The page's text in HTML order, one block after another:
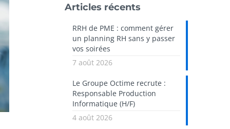
Articles récents
RRH de PME : comment gérer
un planning RH sans y passer
vos soirées
7 août 2026
Le Groupe Octime recrute :
Responsable Production
Informatique (H/F)
4 août 2026